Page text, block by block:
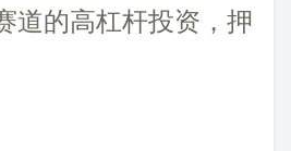
道的高杠杆投资，押